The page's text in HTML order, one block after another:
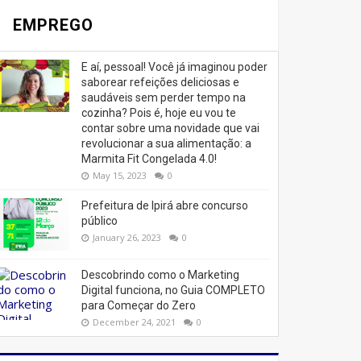
EMPREGO
E aí, pessoal! Você já imaginou poder
saborear refeições deliciosas e
saudáveis ​​sem perder tempo na
cozinha? Pois é, hoje eu vou te
contar sobre uma novidade que vai
revolucionar a sua alimentação: a
Marmita Fit Congelada 4.0!
May 15, 2023 0
Prefeitura de Ipirá abre concurso
público
January 26, 2023 0
Descobrindo como o Marketing
Digital funciona, no Guia COMPLETO
para Começar do Zero
December 24, 2021 0